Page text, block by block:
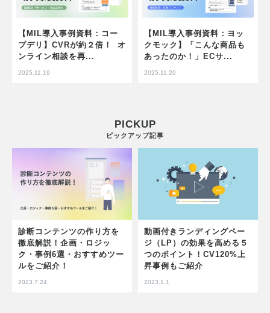
【MIL導入事例資料：コー
プデリ】CVRが約２倍！ オ
ンライン相談を再...
2025.11.19
【MIL導入事例資料：ヨッ
クモック】「こんな商品も
あったのか！」ECサ...
2025.11.20
PICKUP
ピックアップ記事
診断コンテンツの作り方を
徹底解説！企画・ロジッ
ク・事例6選・おすすめツー
ルをご紹介！
2023.7.24
動画付きランディングペー
ジ（LP）の効果を高める５
つのポイント！CV120%上
昇事例もご紹介
2023.1.1